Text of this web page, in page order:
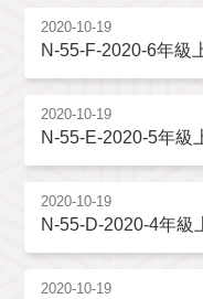
2020-10-19
N-55-F-2020-6年級
2020-10-19
N-55-E-2020-5年級
2020-10-19
N-55-D-2020-4年級
2020-10-19